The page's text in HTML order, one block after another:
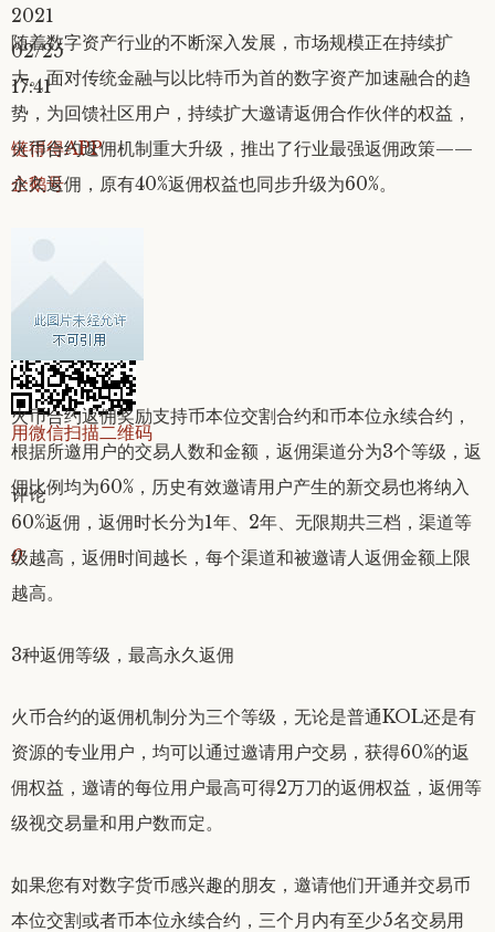
2021
02/25
17:41
链得得APP
企鹅号
分享
用微信扫描二维码
评论
0
随着数字资产行业的不断深入发展，市场规模正在持续扩
大。面对传统金融与以比特币为首的数字资产加速融合的趋
势，为回馈社区用户，持续扩大邀请返佣合作伙伴的权益，
火币合约返佣机制重大升级，推出了行业最强返佣政策——
永久返佣，原有40%返佣权益也同步升级为60%。
火币合约返佣奖励支持币本位交割合约和币本位永续合约，
根据所邀用户的交易人数和金额，返佣渠道分为3个等级，返
佣比例均为60%，历史有效邀请用户产生的新交易也将纳入
60%返佣，返佣时长分为1年、2年、无限期共三档，渠道等
级越高，返佣时间越长，每个渠道和被邀请人返佣金额上限
越高。
3种返佣等级，最高永久返佣
火币合约的返佣机制分为三个等级，无论是普通KOL还是有
资源的专业用户，均可以通过邀请用户交易，获得60%的返
佣权益，邀请的每位用户最高可得2万刀的返佣权益，返佣等
级视交易量和用户数而定。
如果您有对数字货币感兴趣的朋友，邀请他们开通并交易币
本位交割或者币本位永续合约，三个月内有至少5名交易用